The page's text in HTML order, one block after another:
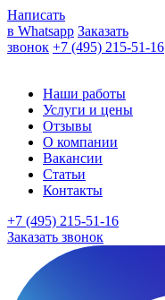
Написать
в Whatsapp Заказать
звонок +7 (495) 215-51-16
Наши работы
Услуги и цены
Отзывы
О компании
Вакансии
Статьи
Контакты
+7 (495) 215-51-16
Заказать звонок